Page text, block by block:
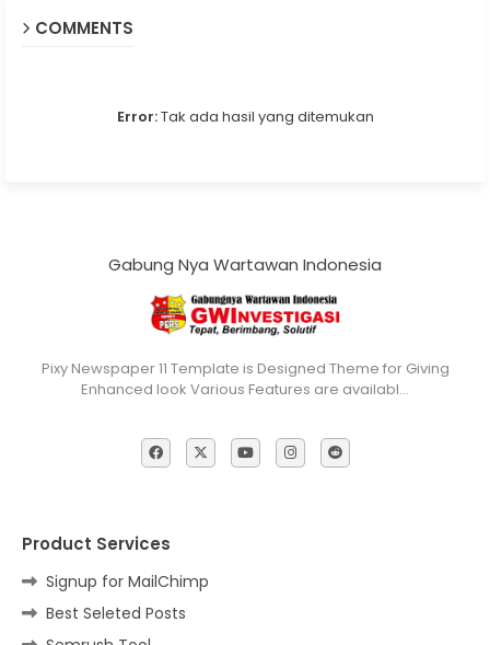
COMMENTS
Error:Tak ada hasil yang ditemukan
Gabung Nya Wartawan Indonesia
Pixy Newspaper 11 Template is Designed Theme for Giving
Enhanced look Various Features are availabl…
Product Services
Signup for MailChimp
Best Seleted Posts